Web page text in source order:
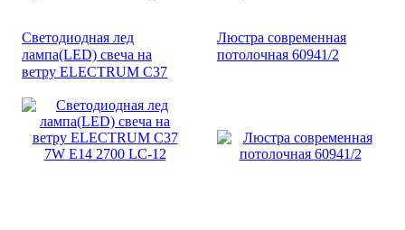
Светодиодная лед
лампа(LED) свеча на
ветру ELECTRUM С37
Люстра современная
потолочная 60941/2